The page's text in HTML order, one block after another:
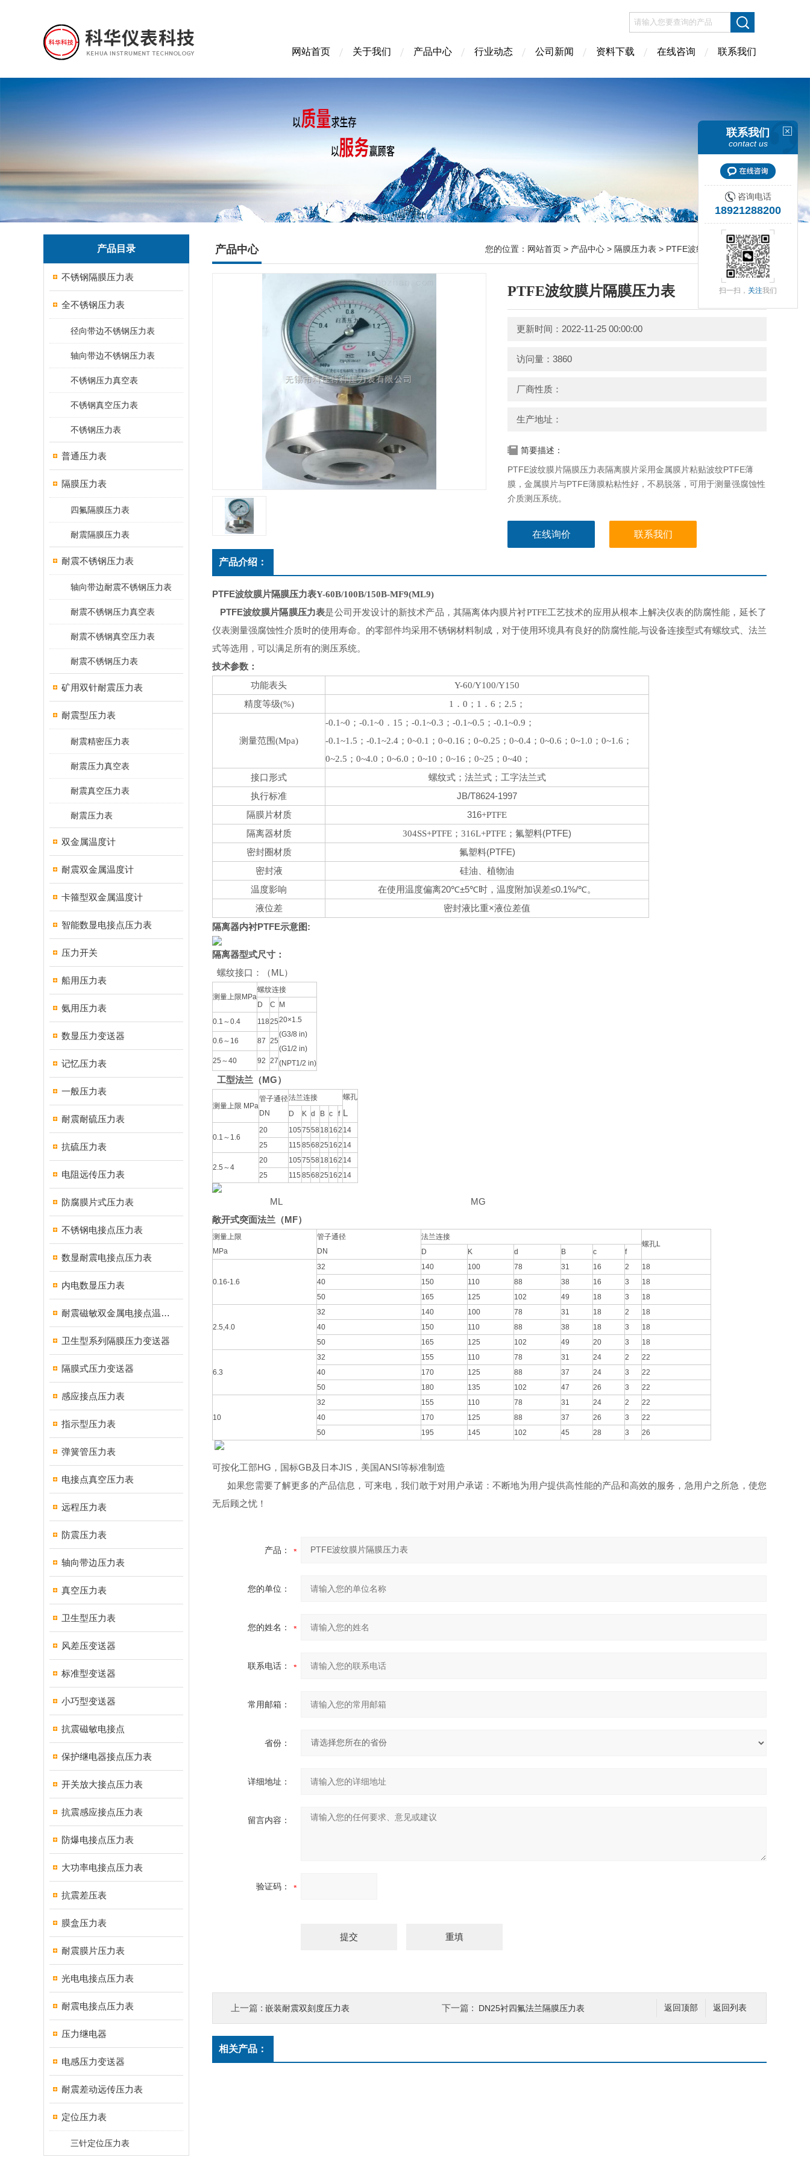
网站首页 关于我们 产品中心 行业动态 公司新闻 资料下载 在线咨询 联系我们
产品目录
不锈钢隔膜压力表
全不锈钢压力表
径向带边不锈钢压力表
轴向带边不锈钢压力表
不锈钢压力真空表
不锈钢真空压力表
不锈钢压力表
普通压力表
隔膜压力表
四氟隔膜压力表
耐震隔膜压力表
耐震不锈钢压力表
轴向带边耐震不锈钢压力表
耐震不锈钢压力真空表
耐震不锈钢真空压力表
耐震不锈钢压力表
矿用双针耐震压力表
耐震型压力表
耐震精密压力表
耐震压力真空表
耐震真空压力表
耐震压力表
双金属温度计
耐震双金属温度计
卡箍型双金属温度计
智能数显电接点压力表
压力开关
船用压力表
氨用压力表
数显压力变送器
记忆压力表
一般压力表
耐震耐硫压力表
抗硫压力表
电阻远传压力表
防腐膜片式压力表
不锈钢电接点压力表
数显耐震电接点压力表
内电数显压力表
耐震磁敏双金属电接点温度计
卫生型系列隔膜压力变送器
隔膜式压力变送器
感应接点压力表
指示型压力表
弹簧管压力表
电接点真空压力表
远程压力表
防震压力表
轴向带边压力表
真空压力表
卫生型压力表
风差压变送器
标准型变送器
小巧型变送器
抗震磁敏电接点
保护继电器接点压力表
开关放大接点压力表
抗震感应接点压力表
防爆电接点压力表
大功率电接点压力表
抗震差压表
膜盒压力表
耐震膜片压力表
光电电接点压力表
耐震电接点压力表
压力继电器
电感压力变送器
耐震差动远传压力表
定位压力表
三针定位压力表
产品中心 您的位置： 网站首页 > 产品中心 > 隔膜压力表 > PTFE波纹膜片隔膜压力表
PTFE波纹膜片隔膜压力表
更新时间：2022-11-25 00:00:00
访问量：3860
厂商性质：
生产地址：
简要描述：
PTFE波纹膜片隔膜压力表隔离膜片采用金属膜片粘贴波纹PTFE薄
膜，金属膜片与PTFE薄膜粘粘性好，不易脱落，可用于测量强腐蚀性
介质测压系统。
在线询价 联系我们
产品介绍：
PTFE波纹膜片隔膜压力表Y-60B/100B/150B-MF9(ML9)
PTFE波纹膜片隔膜压力表是公司开发设计的新技术产品，其隔离体内膜片衬PTFE工艺技术的应用从根本上解决仪表的防腐性能，延长了
仪表测量强腐蚀性介质时的使用寿命。 的零部件均采用不锈钢材料制成，对于使用环境具有良好的防腐性能,与设备连接型式有螺纹式、法兰
式等选用，可以满足所有的测压系统。
技术参数：
功能表头
Y-60/Y100/Y150
精度等级(%) 1 ． 0 ； 1 ． 6 ； 2.5 ；
测量范围(Mpa)
-0.1~0 ； -0.1~0 ． 15 ； -0.1~0.3 ； -0.1~0.5 ； -0.1~0.9 ；
-0.1~1.5 ； -0.1~2.4 ； 0~0.1 ； 0~0.16 ； 0~0.25 ； 0~0.4 ； 0~0.6 ； 0~1.0 ； 0~1.6 ；
0~2.5 ； 0~4.0 ； 0~6.0 ； 0~10 ； 0~16 ； 0~25 ； 0~40 ；
接口形式
螺纹式；法兰式；工字法兰式
执行标准
JB/T8624-1997
隔膜片材质 316+PTFE
隔离器材质
304SS+PTFE ； 316L+PTFE ； 氟塑料(PTFE)
密封圈材质 氟塑料(PTFE)
密封液
硅油、植物油
温度影响
在使用温度偏离20℃±5℃时，温度附加误差≤0.1%/℃。
液位差
密封液比重×液位差值
隔离器内衬PTFE示意图:
隔离器型式尺寸：
螺纹接口：（ML）
测量上限MPa
螺纹连接
D
C
M
0.1～0.4
1182520×1.5
(G3/8 in)
(G1/2 in)
(NPT1/2 in)
0.6～16 87 25
25～40 92 27
工型法兰（MG）
测量上限 MPa
管子通径
DN
法兰连接 螺孔
L
D K d B c f
0.1～1.6
20 1057558 18 162 14
25
115 856825 162 14
2.5～4
20 1057558 18 162 14
25
115 856825 162 14
ML MG
敞开式突面法兰（MF）
测量上限
MPa
管子通径
DN
法兰连接
螺孔L
D
K d B c f
0.16-1.6
32 140 100 78 31 16 2
18
40
150 110 88 38 16 3
18
50
165 125 102 49 18 3 18
2.5,4.0
32 140 100 78 31 18 2
18
40
150 110 88 38 18 3
18
50
165 125 102 49 20 3 18
6.3
32 155 110 78 31 24 2
22
40
170 125 88 37 24 3
22
50
180 135 102 47 26 3 22
10
32 155 110 78 31 24 2
22
40
170 125 88 37 26 3
22
50
195 145 102 45 28 3 26
可按化工部HG，国标GB及日本JIS，美国ANSI等标准制造
如果您需要了解更多的产品信息，可来电，我们敢于对用户承诺：不断地为用户提供高性能的产品和高效的服务，急用户之所急，使您
无后顾之忧！
产品：
您的单位：
您的姓名：
联系电话：
常用邮箱：
省份：
详细地址：
留言内容：
验证码：
返回列表
返回顶部
上一篇 : 嵌装耐震双刻度压力表 下一篇 : DN25衬四氟法兰隔膜压力表
相关产品：
联系我们
contact us
咨询电话
18921288200
扫一扫， 关注我们